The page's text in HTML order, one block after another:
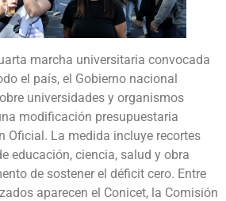
marcha universitaria convocada
el país, el Gobierno nacional
universidades y organismos
modificación presupuestaria
Oficial. La medida incluye recortes
educación, ciencia, salud y obra
de sostener el déficit cero. Entre
aparecen el Conicet, la Comisión